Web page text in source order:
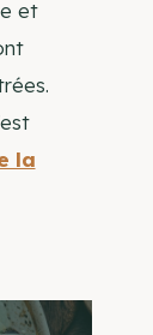
et
la